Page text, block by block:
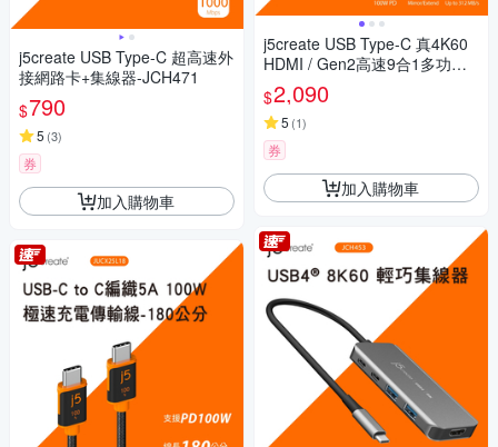
j5create USB Type-C 超高速外
接網路卡+集線器-JCH471
$790
5 (3)
券
加入購物車
j5create USB Type-C 真4K60
HDMI / Gen2高速9合1多功能
集線器Hub / SD4.0高速讀卡 -
JCD393
$2,090
5 (1)
券
加入購物車